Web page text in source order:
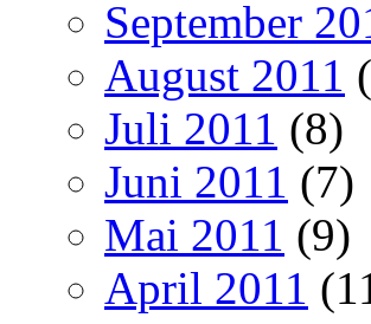
September
August 2011
Juli 2011 (8)
Juni 2011 (7)
Mai 2011 (9)
April 2011